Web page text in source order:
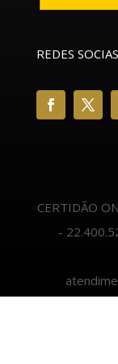
REDES SOCIAS
CERTIDÃO
-